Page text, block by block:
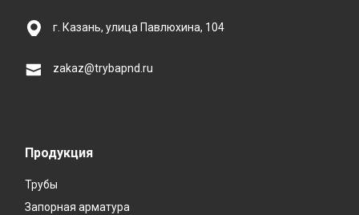
Продукция
Трубы
Запорная арматура
г. Казань, улица Павлюхина, 104
zakaz@trybapnd.ru